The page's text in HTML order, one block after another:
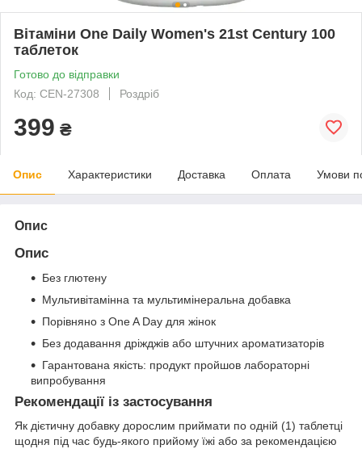
Вітаміни One Daily Women's 21st Century 100
таблеток
Готово до відправки
Код: CEN-27308
Роздріб
399 ₴
Опис Характеристики Доставка Оплата Умови
Опис
Опис
Без глютену
Мультивітамінна та мультимінеральна добавка
Порівняно з One A Day для жінок
Без додавання дріжджів або штучних ароматизаторів
Гарантована якість: продукт пройшов лабораторні
випробування
Рекомендації із застосування
Як дієтичну добавку дорослим приймати по одній (1) таблетці
щодня під час будь-якого прийому їжі або за рекомендацією